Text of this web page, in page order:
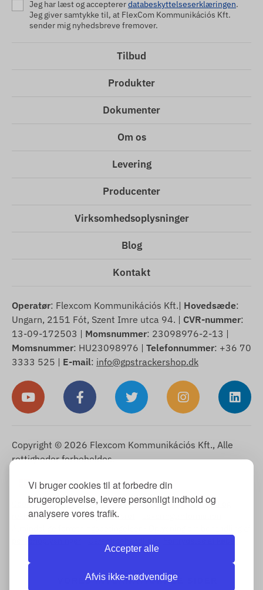
Vi bruger cookies til at forbedre din
brugeroplevelse, levere personligt indhold og
analysere vores trafik.
Accepter alle
Afvis ikke-nødvendige
Jeg har læst og acceptererdatabeskyttelseserklæringen.
Jeg giver samtykke til, at FlexCom Kommunikációs Kft.
sender mig nyhedsbreve fremover.
Tilbud
Produkter
Dokumenter
Om os
Levering
Producenter
Virksomhedsoplysninger
Blog
Kontakt
Operatør: Flexcom Kommunikációs Kft.| Hovedsæde:
Ungarn, 2151 Fót, Szent Imre utca 94. | CVR-nummer:
13-09-172503 | Momsnummer: 23098976-2-13 |
Momsnummer: HU23098976 | Telefonnummer: +36 70
3333 525 | E-mail: info@gpstrackershop.dk
Copyright © 2026 Flexcom Kommunikációs Kft., Alle
rettigheder forbeholdes.
Dansk ▼
Cookie-meddelelse-Returpolitik-Impressum-Garanti og
reklamationsret -Fortrydelsesret
personoplysninger
Fortrydelse af købet
VORES INTERNATIONALE SIDER